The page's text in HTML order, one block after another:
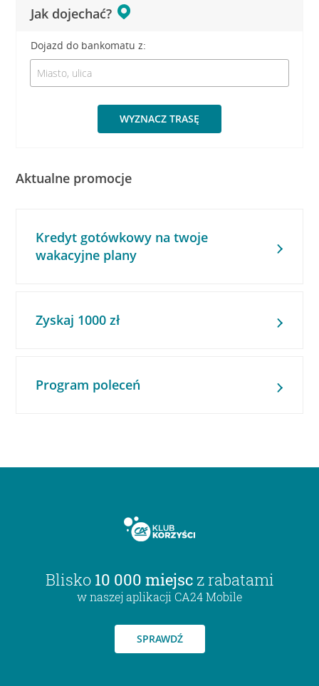
Jak dojechać?
Dojazd do bankomatu z:
WYZNACZ TRASĘ
Aktualne promocje
Kredyt gotówkowy na twoje
wakacyjne plany
Zyskaj 1000 zł
Program poleceń
Blisko 10 000 miejsc z rabatami
w naszej aplikacji CA24 Mobile
SPRAWDŹ